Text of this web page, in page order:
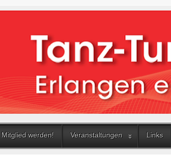
Mitglied werden! Veranstaltungen Links